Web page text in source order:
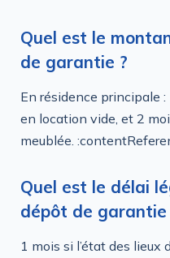
Quel est le
de garantie ?
En résidence principale
en location vide, et 2
meublée.
Quel est le délai
dépôt de garantie
1 mois si l’état des